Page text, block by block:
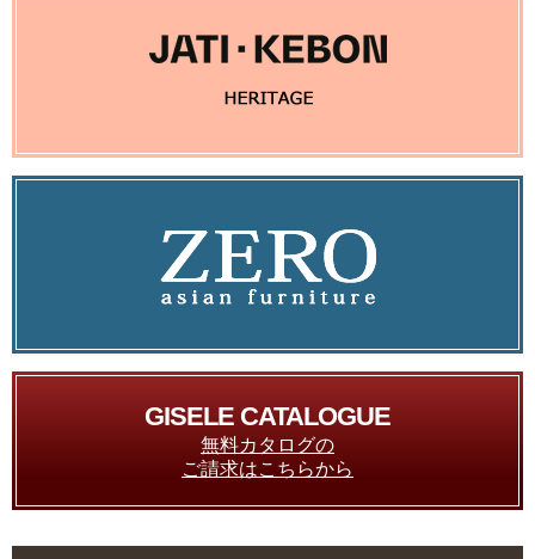
GISELE CATALOGUE
無料カタログの
ご請求はこちらから